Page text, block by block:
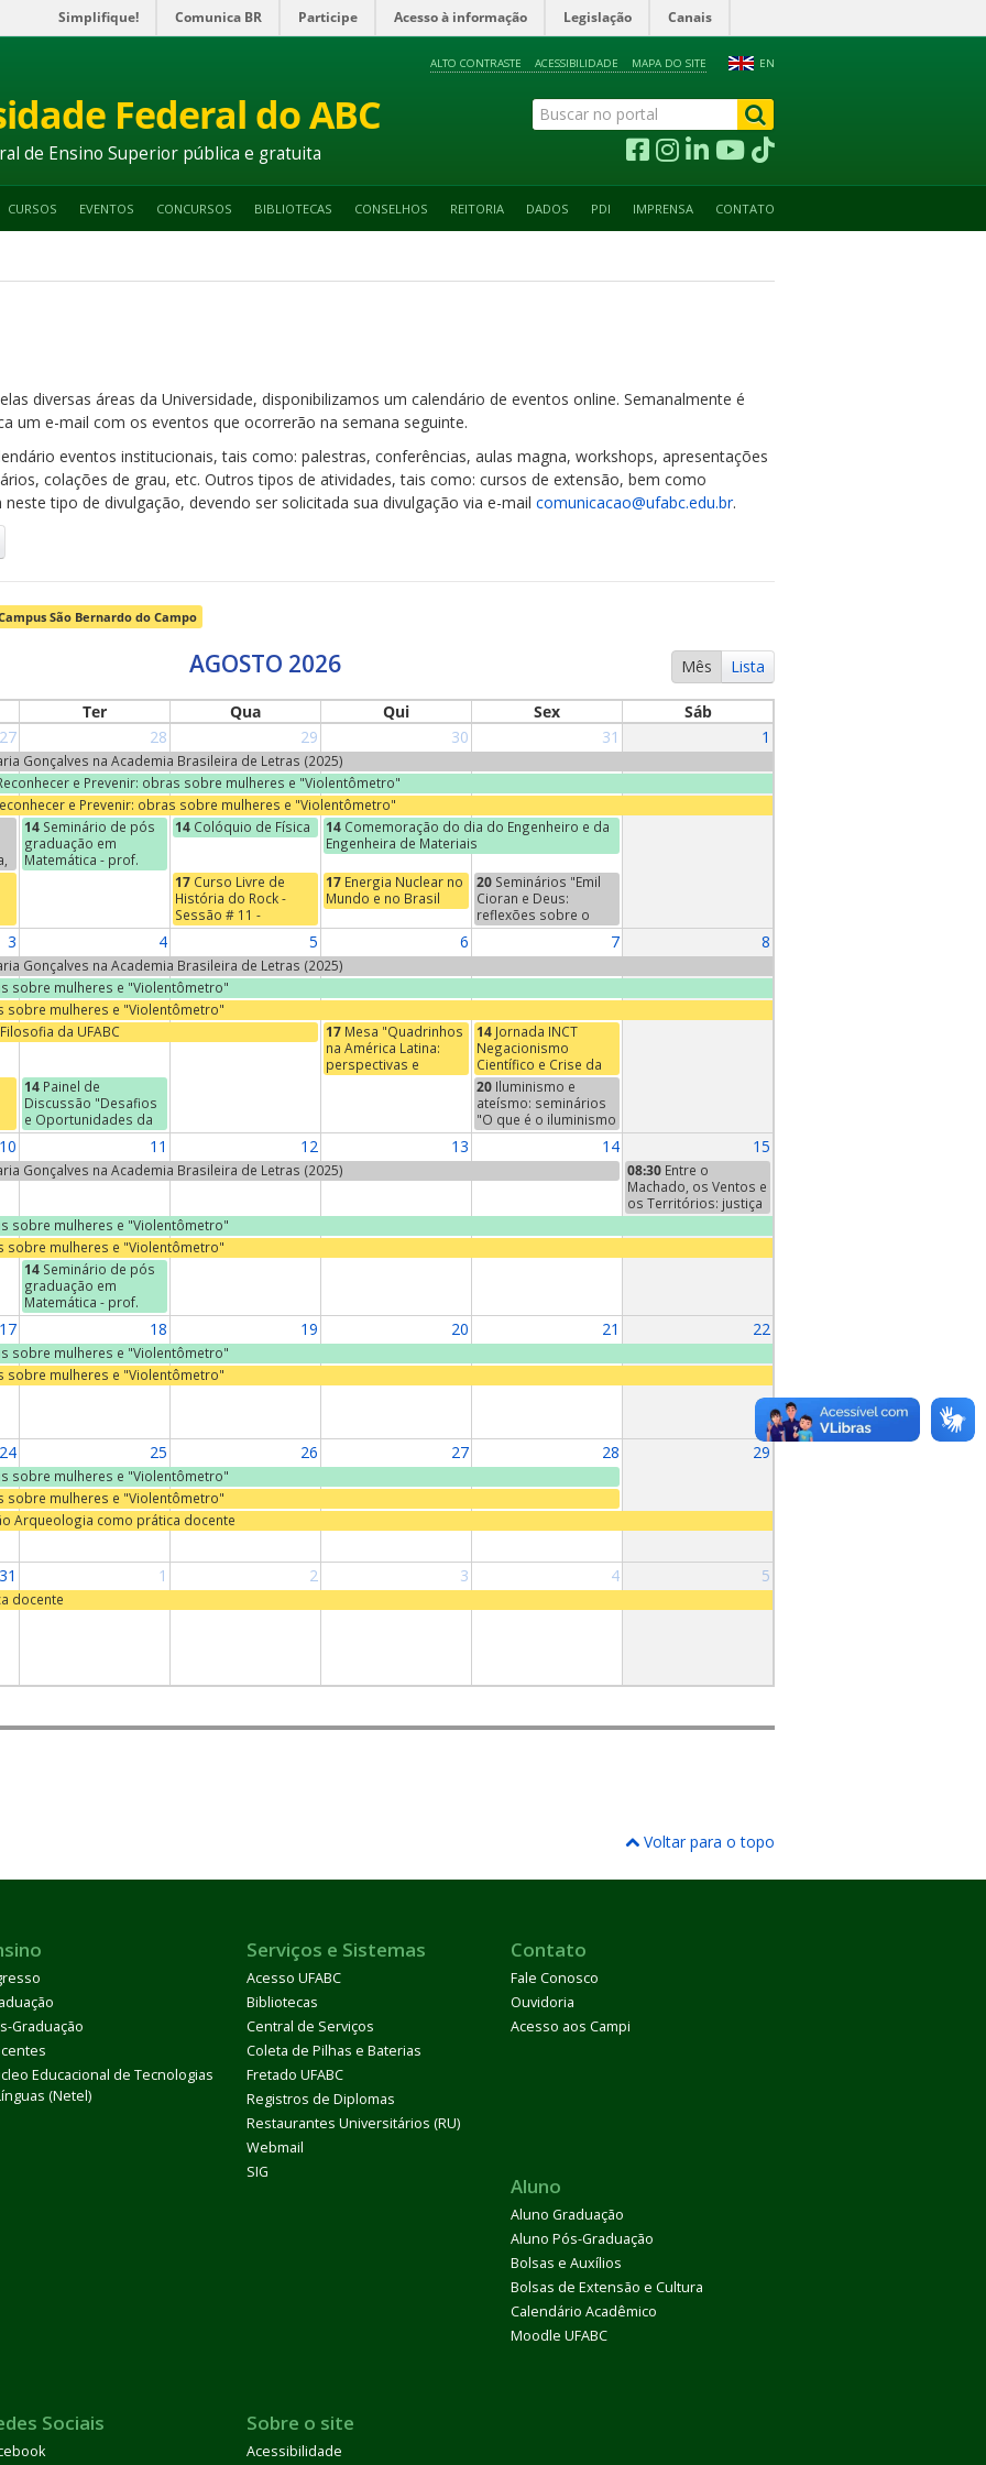
Simplifique! Comunica BR Participe Acesso à informação Legislação Canais
EN
ALTO CONTRASTE ACESSIBILIDADE MAPA DO SITE
Federal do ABC
de Ensino Superior pública e gratuita
CURSOS EVENTOS CONCURSOS BIBLIOTECAS CONSELHOS REITORIA DADOS PDI IMPRENSA CONTATO
diversas áreas da Universidade, disponibilizamos um calendário de eventos online. Semanalmente é
um e-mail com os eventos que ocorrerão na semana seguinte.
eventos institucionais, tais como: palestras, conferências, aulas magna, workshops, apresentações
colações de grau, etc. Outros tipos de atividades, tais como: cursos de extensão, bem como
tipo de divulgação, devendo ser solicitada sua divulgação via e-mail comunicacao@ufabc.edu.br.
São Bernardo do Campo
Mês Lista
AGOSTO 2026
Ter Qua Qui Sex
Sáb
27 28 29 30 31 1
Gonçalves na Academia Brasileira de Letras (2025)
e Prevenir: obras sobre mulheres e "Violentômetro"
e Prevenir: obras sobre mulheres e "Violentômetro"
14 Seminário de pós
graduação em
Matemática - prof.
Jean-Paul Brasselet
"Marie-Hélène
Schwartz, um nome na
torre Eiffel"
14 Colóquio de Física 14 Comemoração do dia do Engenheiro e da
Engenheira de Materiais
17 Curso Livre de
História do Rock -
Sessão # 11 -
Começos do Indie
17 Energia Nuclear no
Mundo e no Brasil
20 Seminários "Emil
Cioran e Deus:
reflexões sobre o
Nada". Terceiro
Cioran
3 4 5 6 7 8
Gonçalves na Academia Brasileira de Letras (2025)
sobre mulheres e "Violentômetro"
sobre mulheres e "Violentômetro"
da UFABC 17 Mesa "Quadrinhos
na América Latina:
perspectivas e
abordagens"
14 Jornada INCT
Negacionismo
Científico e Crise da
Democracia: Verdade,
Ciëncia e Esfera
PÚblica
14 Painel de
Discussão "Desafios
e Oportunidades da
Destinação Adequada
de Resíduos Sólidos"
20 Iluminismo e
ateísmo: seminários
"O que é o iluminismo
afinal". Sexto
seminário: "A filosofia
Ernst Cassirer,
10 11 12 13 14 15
Gonçalves na Academia Brasileira de Letras (2025) 08:30 Entre o
Machado, os Ventos e
os Territórios: justiça
climática e
reconhecimento
sobre mulheres e "Violentômetro"
sobre mulheres e "Violentômetro"
14 Seminário de pós
graduação em
Matemática - prof.
José Francisco Gomes
Paulo) - "The ABC of
Integrable
Hierarchies"
17 18 19 20 21 22
sobre mulheres e "Violentômetro"
sobre mulheres e "Violentômetro"
24 25 26 27 28 29
sobre mulheres e "Violentômetro"
sobre mulheres e "Violentômetro"
Arqueologia como prática docente
31 1 2 3 4 5
docente
Voltar para o topo
Graduação
Educacional de Tecnologias
(Netel)
Serviços e Sistemas
Acesso UFABC
Bibliotecas
Central de Serviços
Coleta de Pilhas e Baterias
Fretado UFABC
Registros de Diplomas
Restaurantes Universitários (RU)
Webmail
SIG
Contato
Fale Conosco
Ouvidoria
Acesso aos Campi
Aluno
Aluno Graduação
Aluno Pós-Graduação
Bolsas e Auxílios
Bolsas de Extensão e Cultura
Calendário Acadêmico
Moodle UFABC
Sociais Sobre o site
Acessibilidade